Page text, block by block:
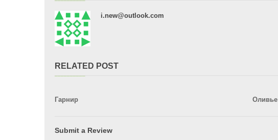
i.new@outlook.com
RELATED POST
Гарнир Оливье
Submit a Review